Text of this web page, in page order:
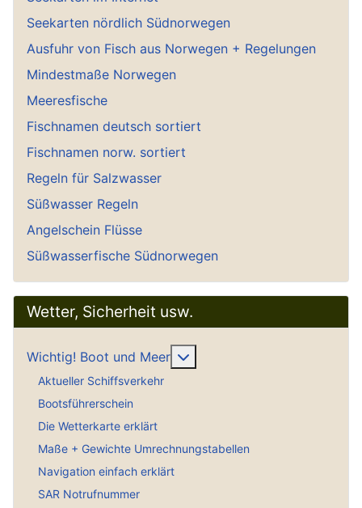
Seekarten nördlich Südnorwegen
Ausfuhr von Fisch aus Norwegen + Regelungen
Mindestmaße Norwegen
Meeresfische
Fischnamen deutsch sortiert
Fischnamen norw. sortiert
Regeln für Salzwasser
Süßwasser Regeln
Angelschein Flüsse
Süßwasserfische Südnorwegen
Wetter, Sicherheit usw.
Wichtig! Boot und Meer
Aktueller Schiffsverkehr
Bootsführerschein
Die Wetterkarte erklärt
Maße + Gewichte Umrechnungstabellen
Navigation einfach erklärt
SAR Notrufnummer